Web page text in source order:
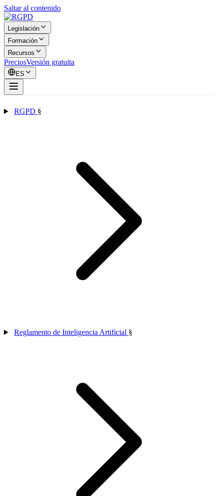
Saltar al contenido
Legislación
Formación
Recursos
PreciosVersión gratuita
ES
RGPD §
Reglamento de Inteligencia Artificial §